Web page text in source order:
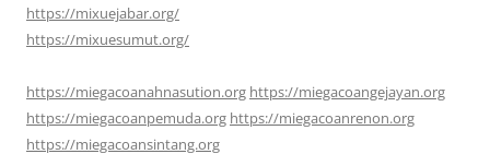
https://mixuejabar.org/
https://mixuesumut.org/
https://miegacoanahnasution.org https://miegacoangejayan.org
https://miegacoanpemuda.org https://miegacoanrenon.org
https://miegacoansintang.org